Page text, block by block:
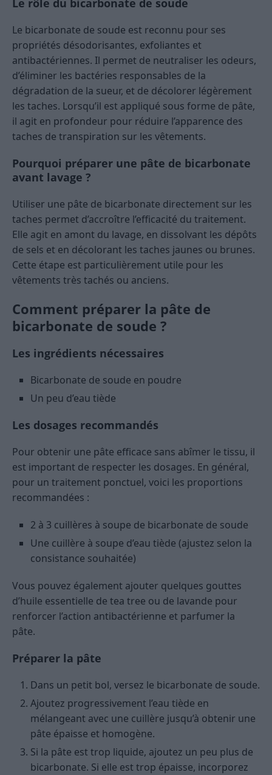
Le rôle du bicarbonate de soude
Le bicarbonate de soude est reconnu pour ses
propriétés désodorisantes, exfoliantes et
antibactériennes. Il permet de neutraliser les odeurs,
d’éliminer les bactéries responsables de la
dégradation de la sueur, et de décolorer légèrement
les taches. Lorsqu’il est appliqué sous forme de pâte,
il agit en profondeur pour réduire l’apparence des
taches de transpiration sur les vêtements.
Pourquoi préparer une pâte de bicarbonate
avant lavage ?
Utiliser une pâte de bicarbonate directement sur les
taches permet d’accroître l’efficacité du traitement.
Elle agit en amont du lavage, en dissolvant les dépôts
de sels et en décolorant les taches jaunes ou brunes.
Cette étape est particulièrement utile pour les
vêtements très tachés ou anciens.
Comment préparer la pâte de
bicarbonate de soude ?
Les ingrédients nécessaires
Bicarbonate de soude en poudre
Un peu d’eau tiède
Les dosages recommandés
Pour obtenir une pâte efficace sans abîmer le tissu, il
est important de respecter les dosages. En général,
pour un traitement ponctuel, voici les proportions
recommandées :
2 à 3 cuillères à soupe de bicarbonate de soude
Une cuillère à soupe d’eau tiède (ajustez selon la
consistance souhaitée)
Vous pouvez également ajouter quelques gouttes
d’huile essentielle de tea tree ou de lavande pour
renforcer l’action antibactérienne et parfumer la
pâte.
Préparer la pâte
Dans un petit bol, versez le bicarbonate de soude.
Ajoutez progressivement l’eau tiède en
mélangeant avec une cuillère jusqu’à obtenir une
pâte épaisse et homogène.
Si la pâte est trop liquide, ajoutez un peu plus de
bicarbonate. Si elle est trop épaisse, incorporez